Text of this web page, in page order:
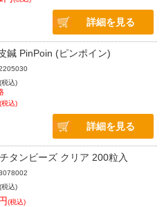
詳細を見る
鍼 PinPoin (ピンポイン)
(税込)
(税込)
詳細を見る
タンビーズ クリア 200粒入
(税込)
(税込)